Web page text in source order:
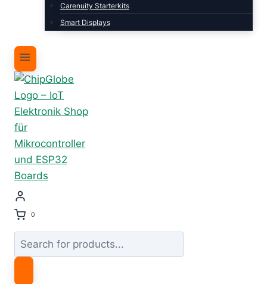
Carenuity Starterkits
Smart Displays
0
Products
search